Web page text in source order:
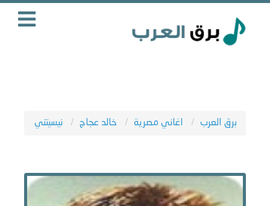
برق العرب اغاني مصرية خالد عجاج نيسيتني